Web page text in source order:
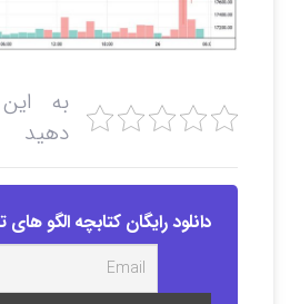
به این
دهید
دانلود رایگان کتابچه الگو های